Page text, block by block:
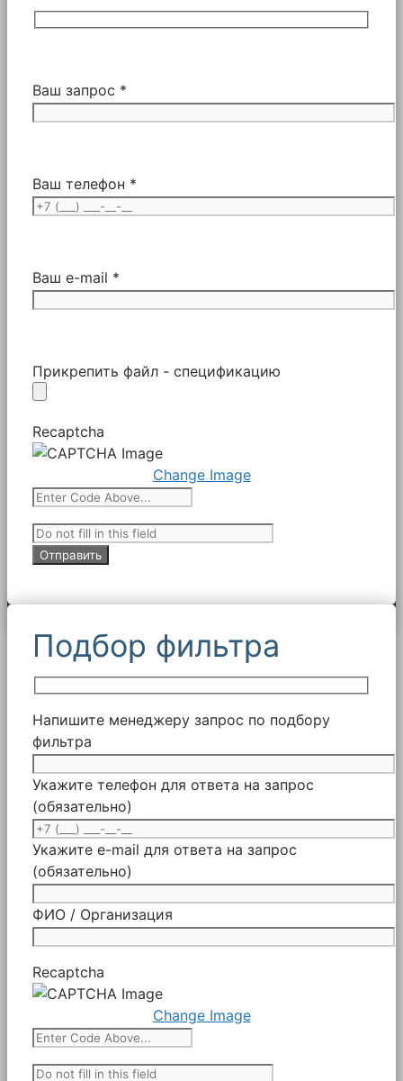
Ваш запрос *
Ваш телефон *
Ваш e-mail *
Прикрепить файл - спецификацию
Recaptcha
Change Image
Подбор фильтра
Напишите менеджеру запрос по подбору
фильтра
Укажите телефон для ответа на запрос
(обязательно)
Укажите e-mail для ответа на запрос
(обязательно)
ФИО / Организация
Recaptcha
Change Image